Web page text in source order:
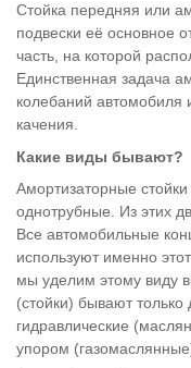
Стойка передняя или
подвески её основное
часть, на которой
Единственная задача
колебаний автомобиля
качения.
Какие виды бывают?
Амортизаторные
однотрубные. Из этих
Все автомобильные
используют именно
мы уделим этому виду
(стойки) бывают только
гидравлические
упором